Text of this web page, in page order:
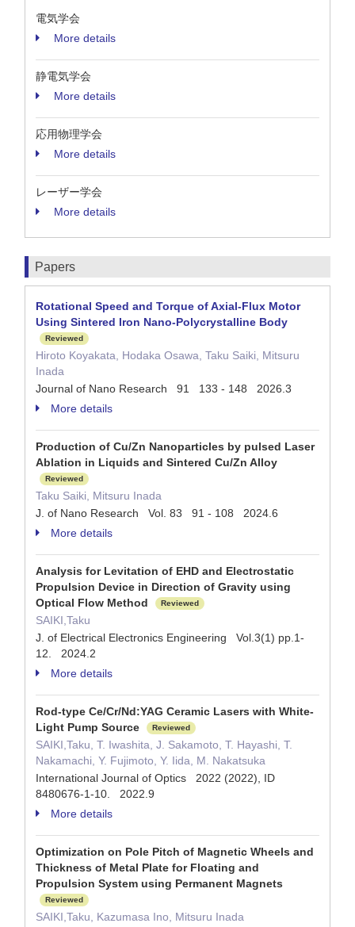
電気学会
More details
静電気学会
More details
応用物理学会
More details
レーザー学会
More details
Papers
Rotational Speed and Torque of Axial-Flux Motor
Using Sintered Iron Nano-Polycrystalline Body
Reviewed
Hiroto Koyakata, Hodaka Osawa, Taku Saiki, Mitsuru
Inada
Journal of Nano Research 91 133 - 148 2026.3
More details
Production of Cu/Zn Nanoparticles by pulsed Laser
Ablation in Liquids and Sintered Cu/Zn Alloy
Reviewed
Taku Saiki, Mitsuru Inada
J. of Nano Research Vol. 83 91 - 108 2024.6
More details
Analysis for Levitation of EHD and Electrostatic
Propulsion Device in Direction of Gravity using
Optical Flow Method
Reviewed
SAIKI,Taku
J. of Electrical Electronics Engineering Vol.3(1) pp.1-
12. 2024.2
More details
Rod-type Ce/Cr/Nd:YAG Ceramic Lasers with White-
Light Pump Source
Reviewed
SAIKI,Taku, T. Iwashita, J. Sakamoto, T. Hayashi, T.
Nakamachi, Y. Fujimoto, Y. Iida, M. Nakatsuka
International Journal of Optics 2022 (2022), ID
8480676-1-10. 2022.9
More details
Optimization on Pole Pitch of Magnetic Wheels and
Thickness of Metal Plate for Floating and
Propulsion System using Permanent Magnets
Reviewed
SAIKI,Taku, Kazumasa Ino, Mitsuru Inada